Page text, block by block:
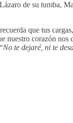
de su tumba,
que tus
nuestro corazón
No te dejaré, ni te